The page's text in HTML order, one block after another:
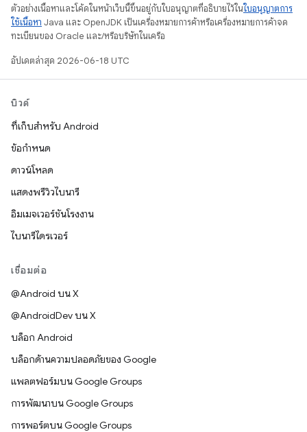
ตัวอย่างเนื้อหาและโค้ดในหน้าเว็บนี้ขึ้นอยู่กับใบอนุญาตที่อธิบายไว้ในใบอนุญาตการ
ใช้เนื้อหา Java และ OpenJDK เป็นเครื่องหมายการค้าหรือเครื่องหมายการค้าจด
ทะเบียนของ Oracle และ/หรือบริษัทในเครือ
อัปเดตล่าสุด 2026-06-18 UTC
บิวด์
ที่เก็บสำหรับ Android
ข้อกำหนด
ดาวน์โหลด
แสดงพรีวิวไบนารี
อิมเมจเวอร์ชันโรงงาน
ไบนารีไดรเวอร์
เชื่อมต่อ
@Android บน X
@AndroidDev บน X
บล็อก Android
บล็อกด้านความปลอดภัยของ Google
แพลตฟอร์มบน Google Groups
การพัฒนาบน Google Groups
การพอร์ตบน Google Groups